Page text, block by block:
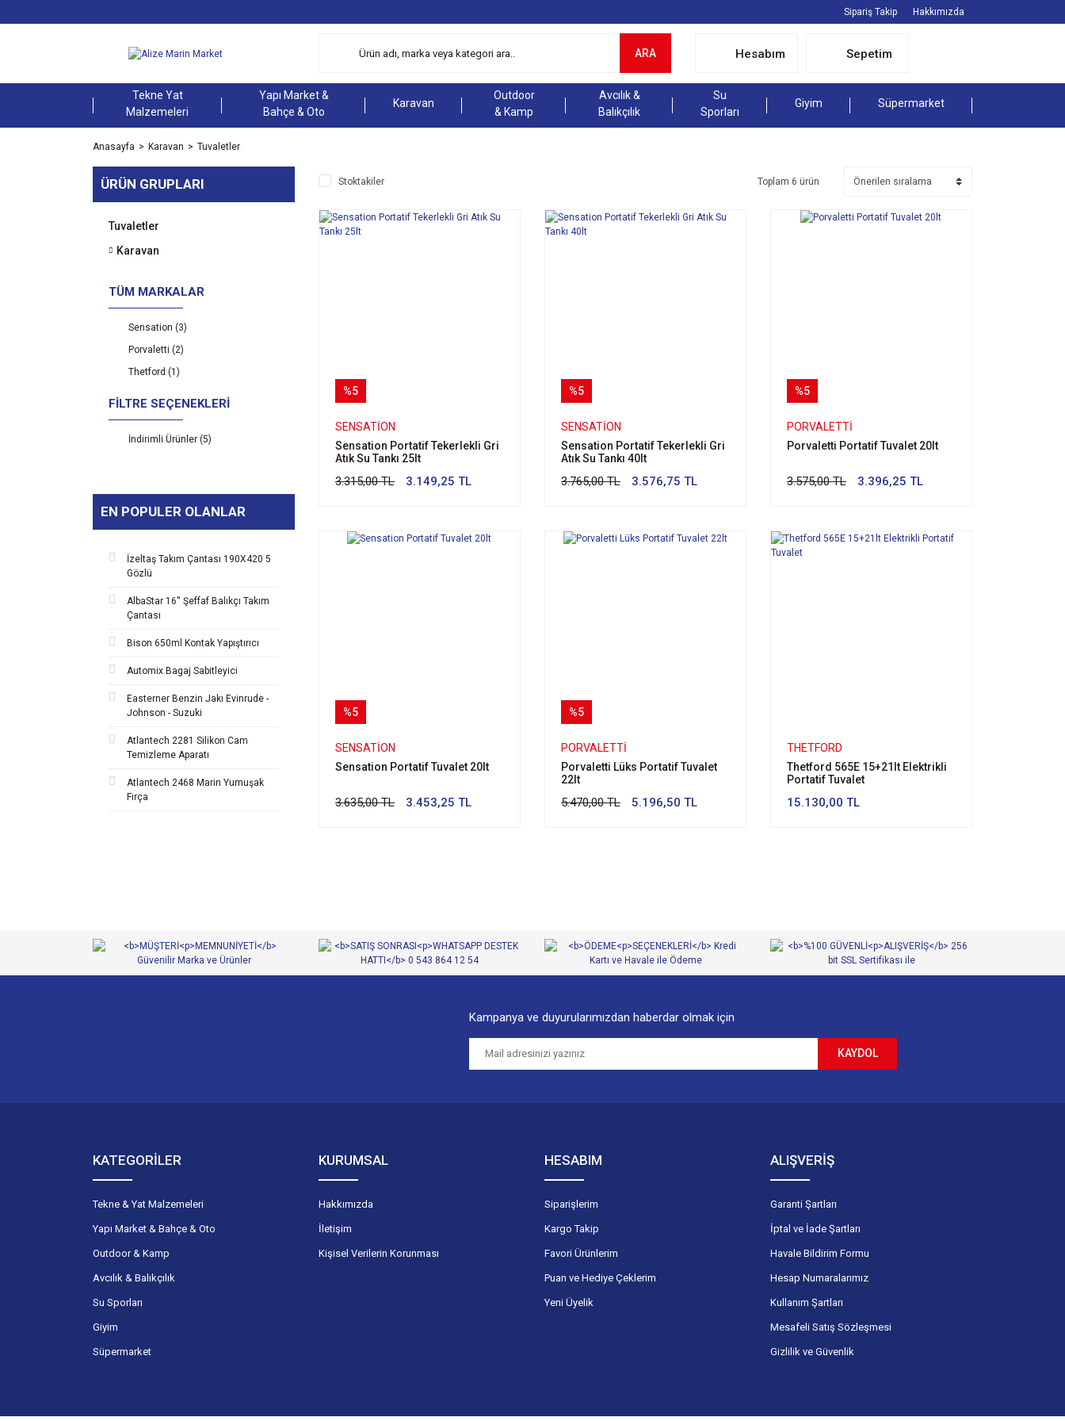
Sipariş Takip Hakkımızda
ARA Hesabım Sepetim
Tekne Yat
Malzemeleri
Yapı Market &
Bahçe & Oto
Karavan
Outdoor
& Kamp
Avcılık &
Balıkçılık
Su
Sporları
Giyim Süpermarket
Anasayfa Karavan Tuvaletler
ÜRÜN GRUPLARI
Tuvaletler
Karavan
TÜM MARKALAR
Sensation (3)
Porvaletti (2)
Thetford (1)
FILTRE SEÇENEKLERI
İndirimli Ürünler (5)
EN POPULER OLANLAR
İzeltaş Takım Çantası 190X420 5
Gözlü
AlbaStar 16'' Şeffaf Balıkçı Takım
Çantası
Bison 650ml Kontak Yapıştırıcı
Automix Bagaj Sabitleyici
Easterner Benzin Jakı Evinrude -
Johnson - Suzuki
Atlantech 2281 Silikon Cam
Temizleme Aparatı
Atlantech 2468 Marin Yumuşak
Fırça
Stoktakiler Toplam 6 ürün
%5
SENSATION
Sensation Portatif Tekerlekli Gri
Atık Su Tankı 25lt
3.315,00 TL 3.149,25 TL
%5
SENSATION
Sensation Portatif Tekerlekli Gri
Atık Su Tankı 40lt
3.765,00 TL 3.576,75 TL
%5
PORVALETTI
Porvaletti Portatif Tuvalet 20lt
3.575,00 TL 3.396,25 TL
%5
SENSATION
Sensation Portatif Tuvalet 20lt
3.635,00 TL 3.453,25 TL
%5
PORVALETTI
Porvaletti Lüks Portatif Tuvalet
22lt
5.470,00 TL 5.196,50 TL
THETFORD
Thetford 565E 15+21lt Elektrikli
Portatif Tuvalet
15.130,00 TL
Kampanya ve duyurularımızdan haberdar olmak için
KAYDOL
KATEGORİLER
Tekne & Yat Malzemeleri
Yapı Market & Bahçe & Oto
Outdoor & Kamp
Avcılık & Balıkçılık
Su Sporları
Giyim
Süpermarket
KURUMSAL
Hakkımızda
İletişim
Kişisel Verilerin Korunması
HESABIM
Siparişlerim
Kargo Takip
Favori Ürünlerim
Puan ve Hediye Çeklerim
Yeni Üyelik
ALIŞVERİŞ
Garanti Şartları
İptal ve İade Şartları
Havale Bildirim Formu
Hesap Numaralarımız
Kullanım Şartları
Mesafeli Satış Sözleşmesi
Gizlilik ve Güvenlik